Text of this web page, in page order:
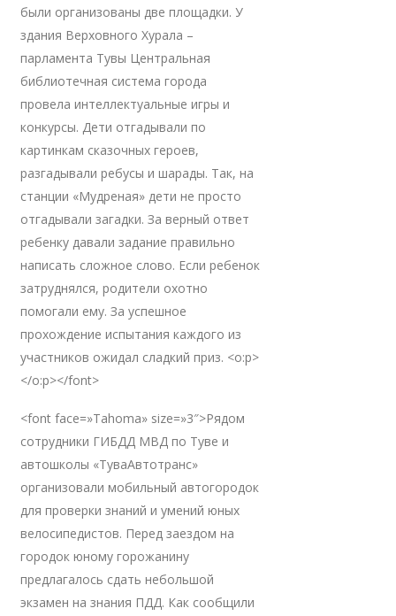
были организованы две площадки. У
здания Верховного Хурала –
парламента Тувы Центральная
библиотечная система города
провела интеллектуальные игры и
конкурсы. Дети отгадывали по
картинкам сказочных героев,
разгадывали ребусы и шарады. Так, на
станции «Мудреная» дети не просто
отгадывали загадки. За верный ответ
ребенку давали задание правильно
написать сложное слово. Если ребенок
затруднялся, родители охотно
помогали ему. За успешное
прохождение испытания каждого из
участников ожидал сладкий приз. <o:p>
</o:p></font>
<font face=»Tahoma» size=»3″>Рядом
сотрудники ГИБДД МВД по Туве и
автошколы «ТуваАвтотранс»
организовали мобильный автогородок
для проверки знаний и умений юных
велосипедистов. Перед заездом на
городок юному горожанину
предлагалось сдать небольшой
экзамен на знания ПДД. Как сообщили